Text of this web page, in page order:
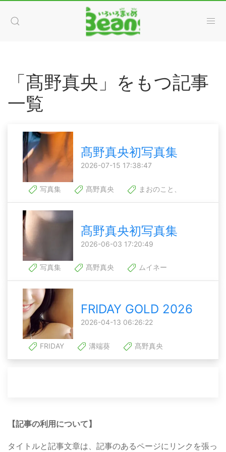
「髙野真央」をもつ記事
一覧
髙野真央初写真集
2026-07-15 17:38:47
写真集 髙野真央 まおのこと、
髙野真央初写真集
2026-06-03 17:20:49
写真集 髙野真央 ムイネー
FRIDAY GOLD 2026
2026-04-13 06:26:22
FRIDAY 溝端葵 髙野真央
【記事の利用について】
タイトルと記事文章は、記事のあるページにリンクを張っ